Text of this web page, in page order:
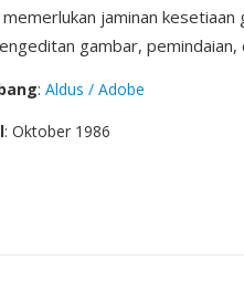
jaminan
gambar,
: Aldus / Adobe
: Oktober 1986